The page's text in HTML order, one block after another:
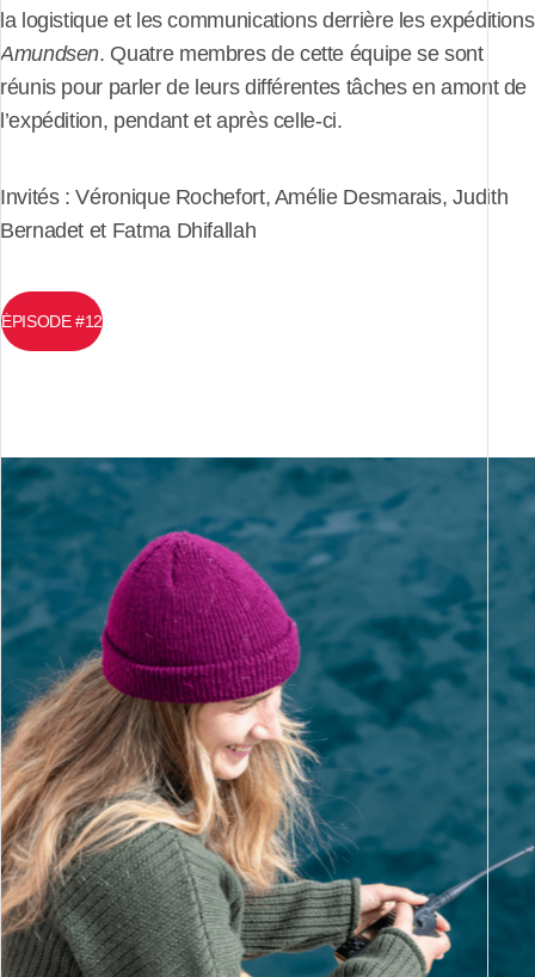
la logistique et les communications derrière les expéditions
Amundsen. Quatre membres de cette équipe se sont
réunis pour parler de leurs différentes tâches en amont de
l’expédition, pendant et après celle-ci.
Invités : Véronique Rochefort, Amélie Desmarais, Judith
Bernadet et Fatma Dhifallah
ÉPISODE #12